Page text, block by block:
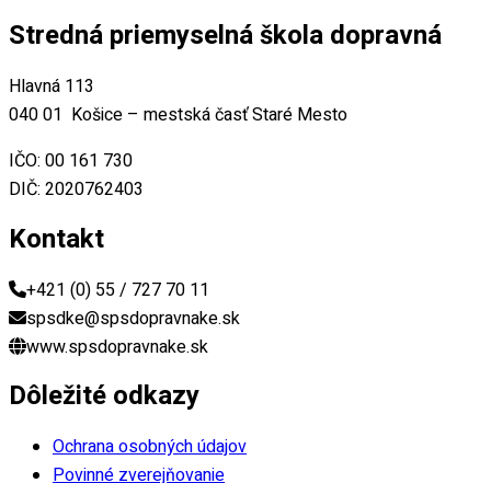
Stredná priemyselná škola dopravná
Hlavná 113
040 01 Košice – mestská časť Staré Mesto
IČO: 00 161 730
DIČ: 2020762403
Kontakt
+421 (0) 55 / 727 70 11
spsdke@spsdopravnake.sk
www.spsdopravnake.sk
Dôležité odkazy
Ochrana osobných údajov
Povinné zverejňovanie